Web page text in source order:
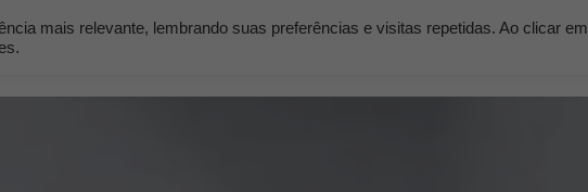
Somos
mais relevante, lembrando suas preferências e visitas repetidas. Ao clicar em